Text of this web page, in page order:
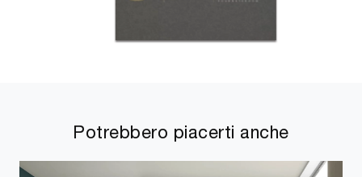
Potrebbero piacerti anche